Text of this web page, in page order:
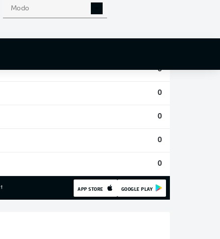
Modo
0
0
0
0
0
APP STORE GOOGLE PLAY